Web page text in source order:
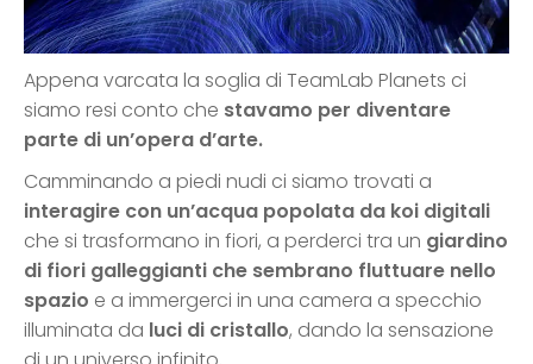
Appena varcata la soglia di TeamLab Planets ci
siamo resi conto che stavamo per diventare
parte di un’opera d’arte.
Camminando a piedi nudi ci siamo trovati a
interagire con un’acqua popolata da koi digitali
che si trasformano in fiori, a perderci tra un giardino
di fiori galleggianti che sembrano fluttuare nello
spazio e a immergerci in una camera a specchio
illuminata da luci di cristallo, dando la sensazione